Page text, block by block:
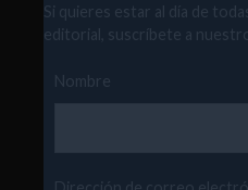
Si quieres estar al día de
editorial, suscríbete a
Nombre